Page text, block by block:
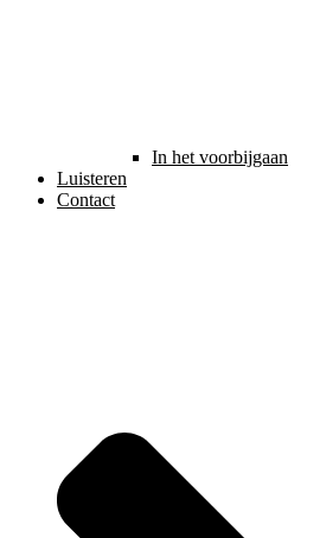
In het voorbijgaan
Luisteren
Contact